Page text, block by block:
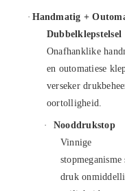
· Handmatig +
Dubbelklepstelsel
Onafhanklike
en outomatiese
verseker
oortolligheid.
·
Nooddrukstop
Vinnige
stopmeganisme
druk